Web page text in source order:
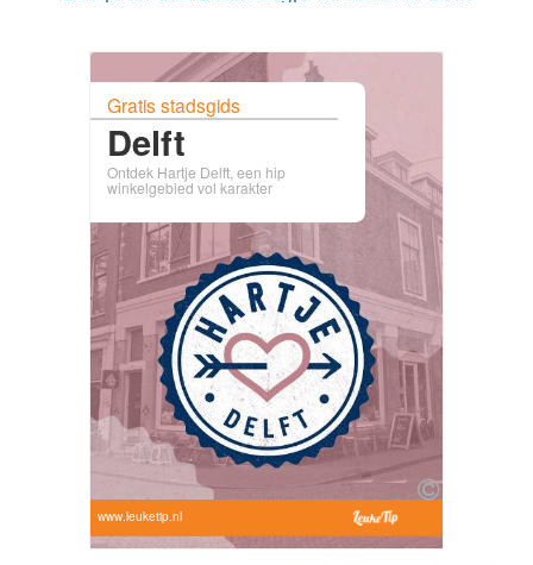
Gratis stadsgids
Delft
Ontdek Hartje Delft, een hip
winkelgebied vol karakter
www.leuketip.nl